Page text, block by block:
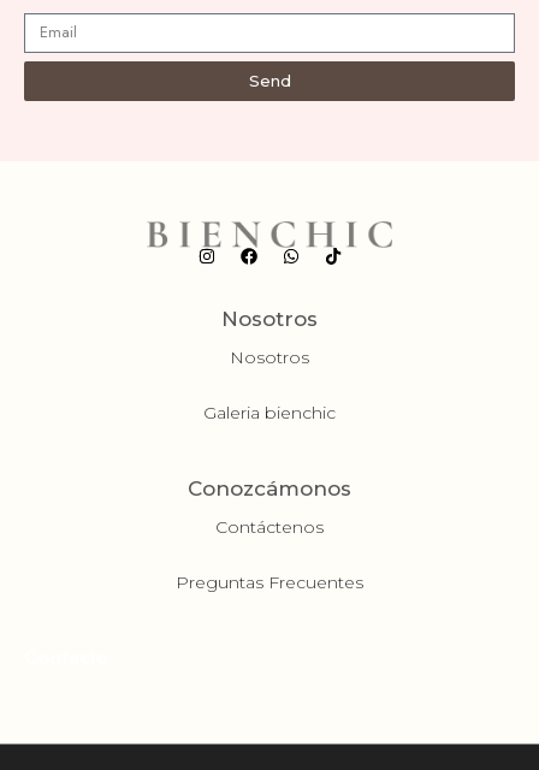
Send
Nosotros
Nosotros
Galeria bienchic
Conozcámonos
Contáctenos
Preguntas Frecuentes